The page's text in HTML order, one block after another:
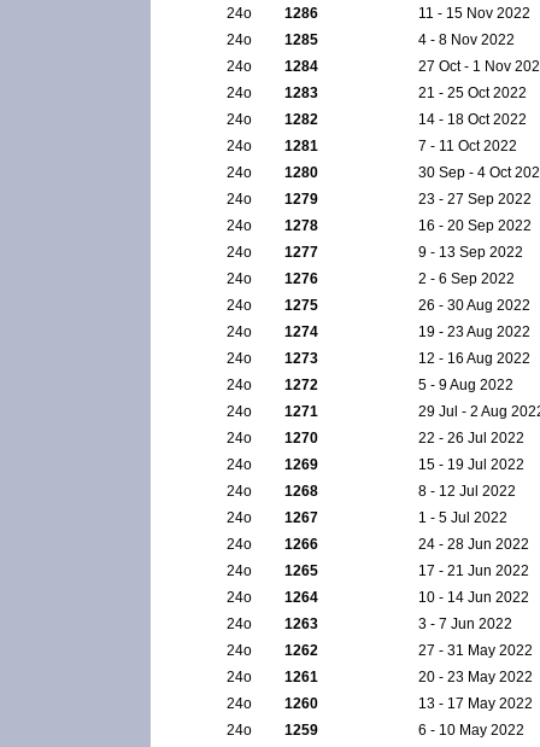
24ο
1286
11 - 15 Nov 2022
24ο
1285
4 - 8 Nov 2022
24ο
1284
27 Oct - 1 Nov
24ο
1283
21 - 25 Oct 2022
24ο
1282
14 - 18 Oct 2022
24ο
1281
7 - 11 Oct 2022
24ο
1280
30 Sep - 4 Oct
24ο
1279
23 - 27 Sep 2022
24ο
1278
16 - 20 Sep 2022
24ο
1277
9 - 13 Sep 2022
24ο
1276
2 - 6 Sep 2022
24ο
1275
26 - 30 Aug 2022
24ο
1274
19 - 23 Aug 2022
24ο
1273
12 - 16 Aug 2022
24ο
1272
5 - 9 Aug 2022
24ο
1271
29 Jul - 2 Aug
24ο
1270
22 - 26 Jul 2022
24ο
1269
15 - 19 Jul 2022
24ο
1268
8 - 12 Jul 2022
24ο
1267
1 - 5 Jul 2022
24ο
1266
24 - 28 Jun 2022
24ο
1265
17 - 21 Jun 2022
24ο
1264
10 - 14 Jun 2022
24ο
1263
3 - 7 Jun 2022
24ο
1262
27 - 31 May 2022
24ο
1261
20 - 23 May 2022
24ο
1260
13 - 17 May 2022
24ο
1259
6 - 10 May 2022